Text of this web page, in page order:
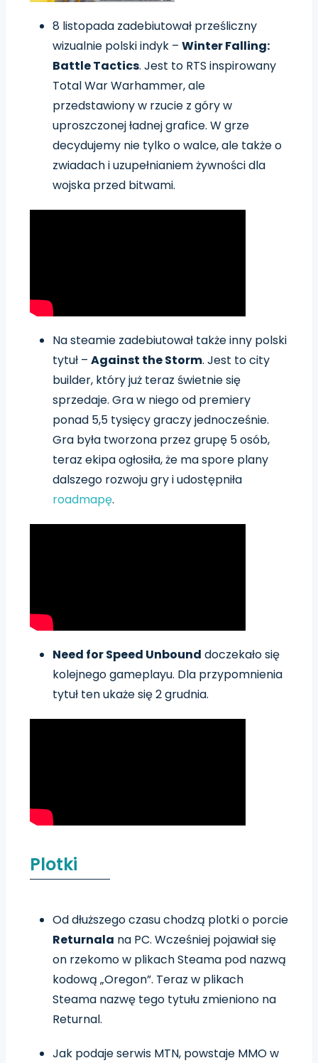
8 listopada zadebiutował prześliczny
wizualnie polski indyk – Winter Falling:
Battle Tactics. Jest to RTS inspirowany
Total War Warhammer, ale
przedstawiony w rzucie z góry w
uproszczonej ładnej grafice. W grze
decydujemy nie tylko o walce, ale także o
zwiadach i uzupełnianiem żywności dla
wojska przed bitwami.
Na steamie zadebiutował także inny polski
tytuł – Against the Storm. Jest to city
builder, który już teraz świetnie się
sprzedaje. Gra w niego od premiery
ponad 5,5 tysięcy graczy jednocześnie.
Gra była tworzona przez grupę 5 osób,
teraz ekipa ogłosiła, że ma spore plany
dalszego rozwoju gry i udostępniła
roadmapę.
Need for Speed Unbound doczekało się
kolejnego gameplayu. Dla przypomnienia
tytuł ten ukaże się 2 grudnia.
Plotki
Od dłuższego czasu chodzą plotki o porcie
Returnala na PC. Wcześniej pojawiał się
on rzekomo w plikach Steama pod nazwą
kodową „Oregon”. Teraz w plikach
Steama nazwę tego tytułu zmieniono na
Returnal.
Jak podaje serwis MTN, powstaje MMO w